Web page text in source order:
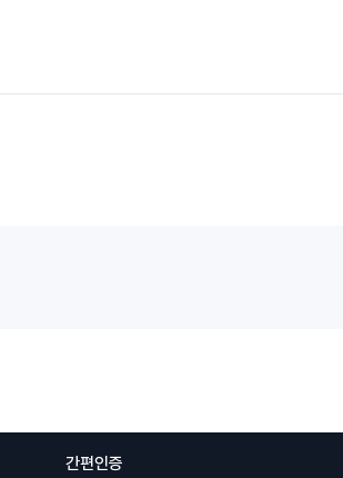
간편인증